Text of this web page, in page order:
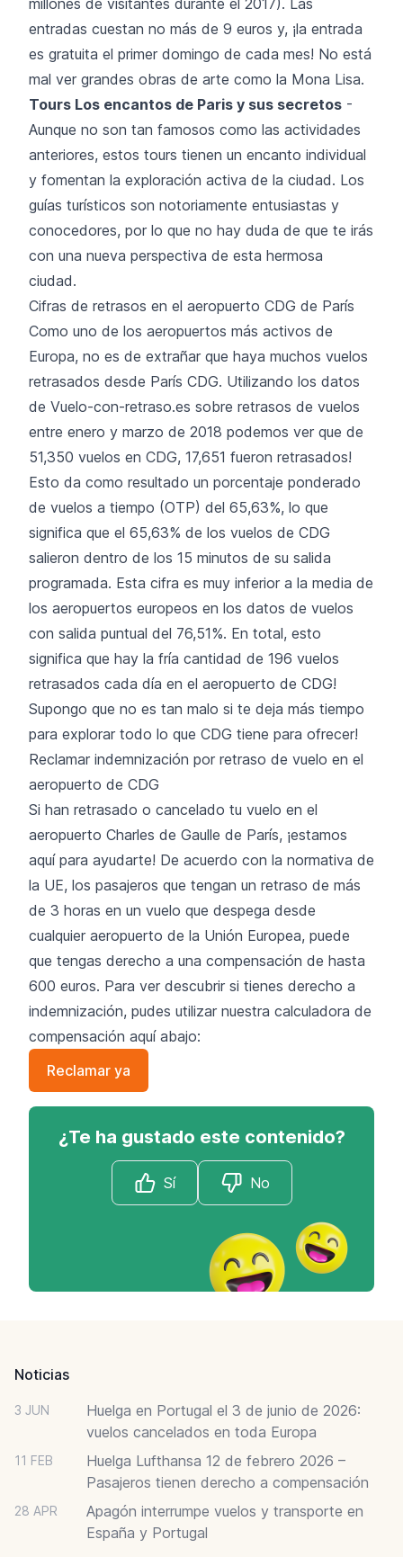
entradas cuestan no más de 9 euros y, ¡la entrada
es gratuita el primer domingo de cada mes! No está
mal ver grandes obras de arte como la Mona Lisa.
Tours Los encantos de Paris y sus secretos -
Aunque no son tan famosos como las actividades
anteriores, estos tours tienen un encanto individual
y fomentan la exploración activa de la ciudad. Los
guías turísticos son notoriamente entusiastas y
conocedores, por lo que no hay duda de que te irás
con una nueva perspectiva de esta hermosa
ciudad.
Cifras de retrasos en el aeropuerto CDG de París
Como uno de los aeropuertos más activos de
Europa, no es de extrañar que haya muchos vuelos
retrasados desde París CDG. Utilizando los datos
de Vuelo-con-retraso.es sobre retrasos de vuelos
entre enero y marzo de 2018 podemos ver que de
51,350 vuelos en CDG, 17,651 fueron retrasados!
Esto da como resultado un porcentaje ponderado
de vuelos a tiempo (OTP) del 65,63%, lo que
significa que el 65,63% de los vuelos de CDG
salieron dentro de los 15 minutos de su salida
programada. Esta cifra es muy inferior a la media de
los aeropuertos europeos en los datos de vuelos
con salida puntual del 76,51%. En total, esto
significa que hay la fría cantidad de 196 vuelos
retrasados cada día en el aeropuerto de CDG!
Supongo que no es tan malo si te deja más tiempo
para explorar todo lo que CDG tiene para ofrecer!
Reclamar indemnización por retraso de vuelo en el
aeropuerto de CDG
Si han retrasado o cancelado tu vuelo en el
aeropuerto Charles de Gaulle de París, ¡estamos
aquí para ayudarte! De acuerdo con la normativa de
la UE, los pasajeros que tengan un retraso de más
de 3 horas en un vuelo que despega desde
cualquier aeropuerto de la Unión Europea, puede
que tengas derecho a una compensación de hasta
600 euros. Para ver descubrir si tienes derecho a
indemnización, pudes utilizar nuestra calculadora de
compensación aquí abajo:
Reclamar ya
¿Te ha gustado este contenido?
Sí No
Noticias
3 JUN
Huelga en Portugal el 3 de junio de 2026:
vuelos cancelados en toda Europa
11 FEB
Huelga Lufthansa 12 de febrero 2026 –
Pasajeros tienen derecho a compensación
28 APR
Apagón interrumpe vuelos y transporte en
España y Portugal